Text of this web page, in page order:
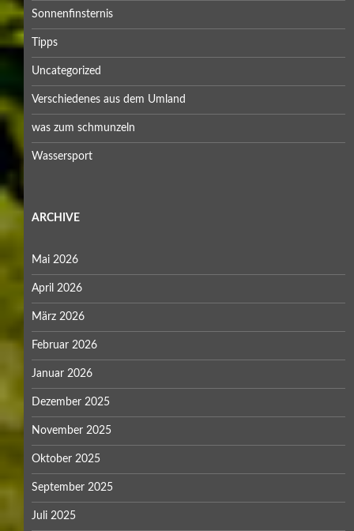
Sonnenfinsternis
Tipps
Uncategorized
Verschiedenes aus dem Umland
was zum schmunzeln
Wassersport
ARCHIVE
Mai 2026
April 2026
März 2026
Februar 2026
Januar 2026
Dezember 2025
November 2025
Oktober 2025
September 2025
Juli 2025